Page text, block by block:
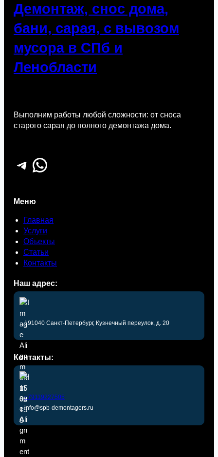
Демонтаж, снос дома,
бани, сарая, с вывозом
мусора в СПб и
Ленобласти
Выполним работы любой сложности: от сноса
старого сарая до полного демонтажа дома.
Telegram WhatsApp
Меню
Главная
Услуги
Объекты
Статьи
Контакты
Наш адрес:
191040 Санкт-Петербург, Кузнечный переулок, д. 20
Контакты:
+79119227505
info@spb-demontagers.ru